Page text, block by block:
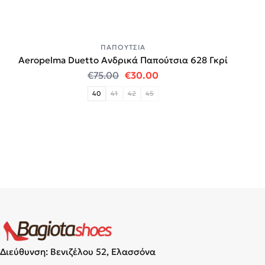
ΠΑΠΟΎΤΣΙΑ
Aeropelma Duetto Ανδρικά Παπούτσια 628 Γκρί
€75.00 Original price was: €75.00.
€30.00Η τρέχουσα τιμή
40 41 42 45
Διεύθυνση: Βενιζέλου 52, Ελασσόνα